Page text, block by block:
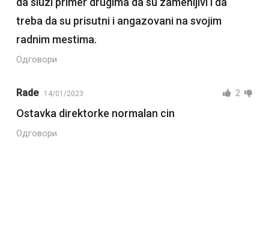
treba da su prisutni i angazovani na svojim
radnim mestima.
Одговори
Rade 14/01/2023 2
Ostavka direktorke normalan cin
Одговори